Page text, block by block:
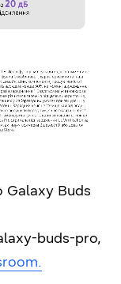
Galaxy Buds
buds-pro,